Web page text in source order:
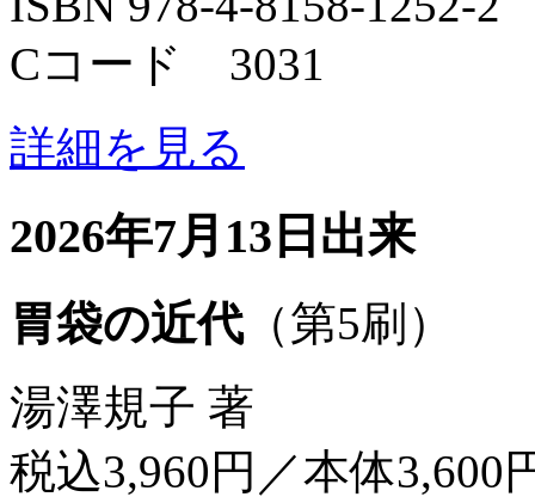
Cコード 3031
詳細を見る
2026年7月13日出来
胃袋の近代（第5刷）
湯澤規子 著
税込3,960円／本体3,600